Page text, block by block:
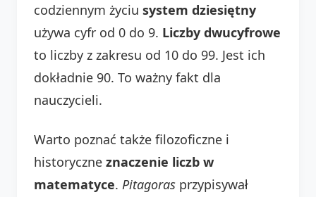
codziennym życiu system dziesiętny
używa cyfr od 0 do 9. Liczby dwucyfrowe
to liczby z zakresu od 10 do 99. Jest ich
dokładnie 90. To ważny fakt dla
nauczycieli.
Warto poznać także filozoficzne i
historyczne znaczenie liczb w
matematyce. Pitagoras przypisywał